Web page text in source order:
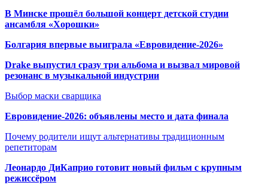
В Минске прошёл большой концерт детской студии
ансамбля «Хорошки»
Болгария впервые выиграла «Евровидение-2026»
Drake выпустил сразу три альбома и вызвал мировой
резонанс в музыкальной индустрии
Выбор маски сварщика
Евровидение-2026: объявлены место и дата финала
Почему родители ищут альтернативы традиционным
репетиторам
Леонардо ДиКаприо готовит новый фильм с крупным
режиссёром